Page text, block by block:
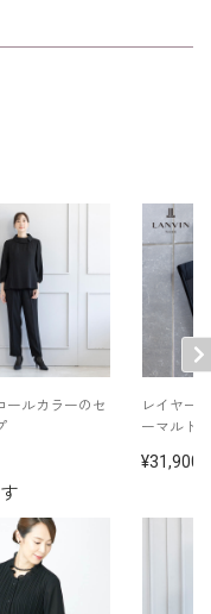
用
ールカラーのセ
レイヤー
ーマルト
31,900